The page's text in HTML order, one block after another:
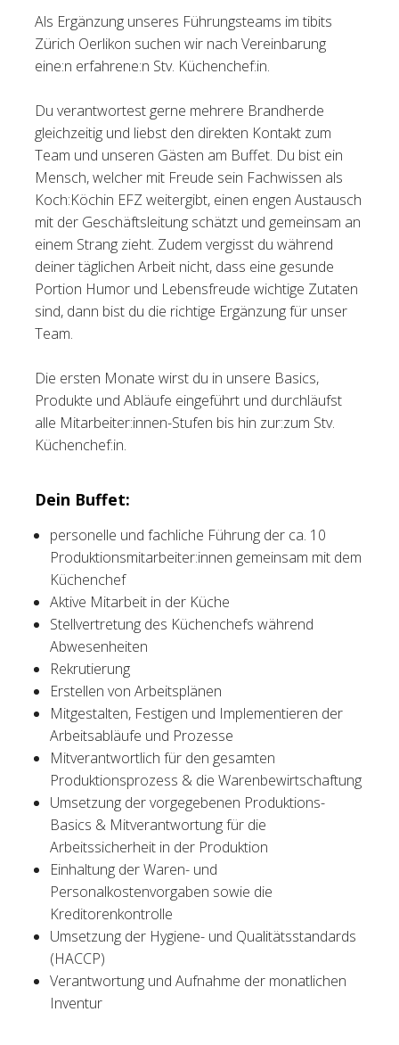
Tischreservation
Login
Schweiz (DE)
Als Ergänzung unseres Führungsteams im tibits
Zürich Oerlikon suchen wir nach Vereinbarung
eine:n erfahrene:n Stv. Küchenchef:in.
Du verantwortest gerne mehrere Brandherde
gleichzeitig und liebst den direkten Kontakt zum
Team und unseren Gästen am Buffet. Du bist ein
Mensch, welcher mit Freude sein Fachwissen als
Koch:Köchin EFZ weitergibt, einen engen Austausch
mit der Geschäftsleitung schätzt und gemeinsam an
einem Strang zieht. Zudem vergisst du während
deiner täglichen Arbeit nicht, dass eine gesunde
Portion Humor und Lebensfreude wichtige Zutaten
sind, dann bist du die richtige Ergänzung für unser
Team.
Die ersten Monate wirst du in unsere Basics,
Produkte und Abläufe eingeführt und durchläufst
alle Mitarbeiter:innen-Stufen bis hin zur:zum Stv.
Küchenchef:in.
Dein Buffet:
personelle und fachliche Führung der ca. 10
Produktionsmitarbeiter:innen gemeinsam mit dem
Küchenchef
Aktive Mitarbeit in der Küche
Stellvertretung des Küchenchefs während
Abwesenheiten
Rekrutierung
Erstellen von Arbeitsplänen
Mitgestalten, Festigen und Implementieren der
Arbeitsabläufe und Prozesse
Mitverantwortlich für den gesamten
Produktionsprozess & die Warenbewirtschaftung
Umsetzung der vorgegebenen Produktions-
Basics & Mitverantwortung für die
Arbeitssicherheit in der Produktion
Einhaltung der Waren- und
Personalkostenvorgaben sowie die
Kreditorenkontrolle
Umsetzung der Hygiene- und Qualitätsstandards
(HACCP)
Verantwortung und Aufnahme der monatlichen
Inventur